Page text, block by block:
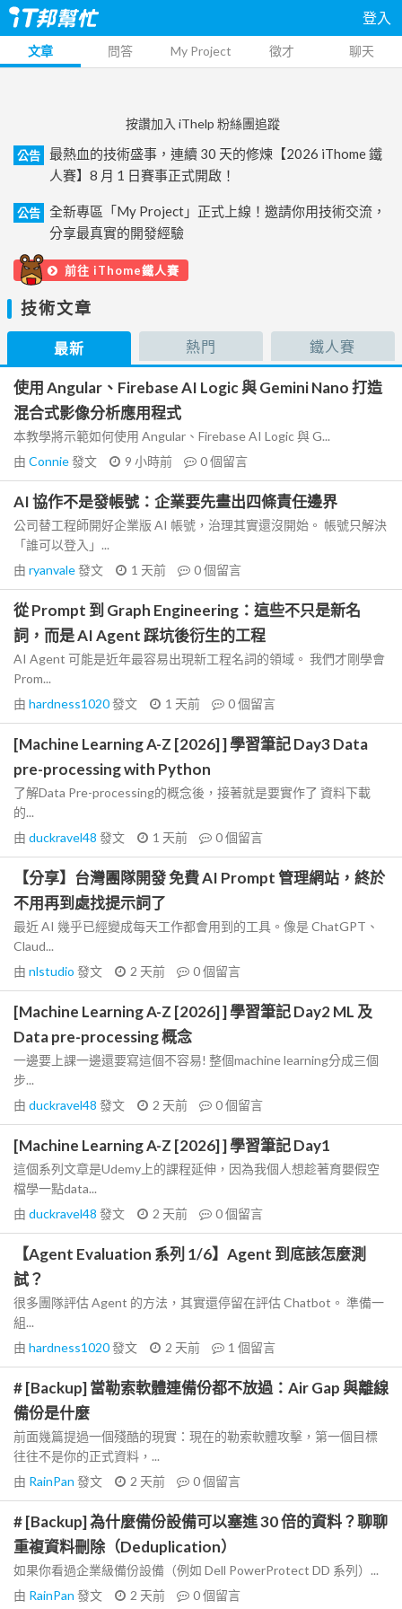
登入
文章 問答 My Project 徵才 聊天
按讚加入 iThelp 粉絲團追蹤
公告
最熱血的技術盛事，連續 30 天的修煉【2026 iThome 鐵
人賽】8 月 1 日賽事正式開啟！
公告
全新專區「My Project」正式上線！邀請你用技術交流，
分享最真實的開發經驗
前往 iThome鐵人賽
技術文章
最新 熱門 鐵人賽
使用 Angular、Firebase AI Logic 與 Gemini Nano 打造
混合式影像分析應用程式
本教學將示範如何使用 Angular、Firebase AI Logic 與 G...
由 Connie發文 9 小時前 0個留言
AI 協作不是發帳號：企業要先畫出四條責任邊界
公司替工程師開好企業版 AI 帳號，治理其實還沒開始。 帳號只解決
「誰可以登入」...
由 ryanvale發文 1 天前 0個留言
從 Prompt 到 Graph Engineering：這些不只是新名
詞，而是 AI Agent 踩坑後衍生的工程
AI Agent 可能是近年最容易出現新工程名詞的領域。 我們才剛學會
Prom...
由 hardness1020發文 1 天前 0個留言
[Machine Learning A-Z [2026] ] 學習筆記 Day3 Data
pre-processing with Python
了解Data Pre-processing的概念後，接著就是要實作了 資料下載
的...
由 duckravel48 發文 1 天前 0個留言
【分享】台灣團隊開發 免費 AI Prompt 管理網站，終於
不用再到處找提示詞了
最近 AI 幾乎已經變成每天工作都會用到的工具。像是 ChatGPT、
Claud...
由 nlstudio 發文 2 天前 0個留言
[Machine Learning A-Z [2026] ] 學習筆記 Day2 ML 及
Data pre-processing 概念
一邊要上課一邊還要寫這個不容易! 整個machine learning分成三個
步...
由 duckravel48 發文 2 天前 0個留言
[Machine Learning A-Z [2026] ] 學習筆記 Day1
這個系列文章是Udemy上的課程延伸，因為我個人想趁著育嬰假空
檔學一點data...
由 duckravel48 發文 2 天前 0個留言
【Agent Evaluation 系列 1/6】Agent 到底該怎麼測
試？
很多團隊評估 Agent 的方法，其實還停留在評估 Chatbot。 準備一
組...
由 hardness1020發文 2 天前 1 個留言
# [Backup] 當勒索軟體連備份都不放過：Air Gap 與離線
備份是什麼
前面幾篇提過一個殘酷的現實：現在的勒索軟體攻擊，第一個目標
往往不是你的正式資料，...
由 RainPan 發文 2 天前 0個留言
# [Backup] 為什麼備份設備可以塞進 30 倍的資料？聊聊
重複資料刪除（Deduplication）
如果你看過企業級備份設備（例如 Dell PowerProtect DD 系列）...
由 RainPan 發文 2 天前 0個留言